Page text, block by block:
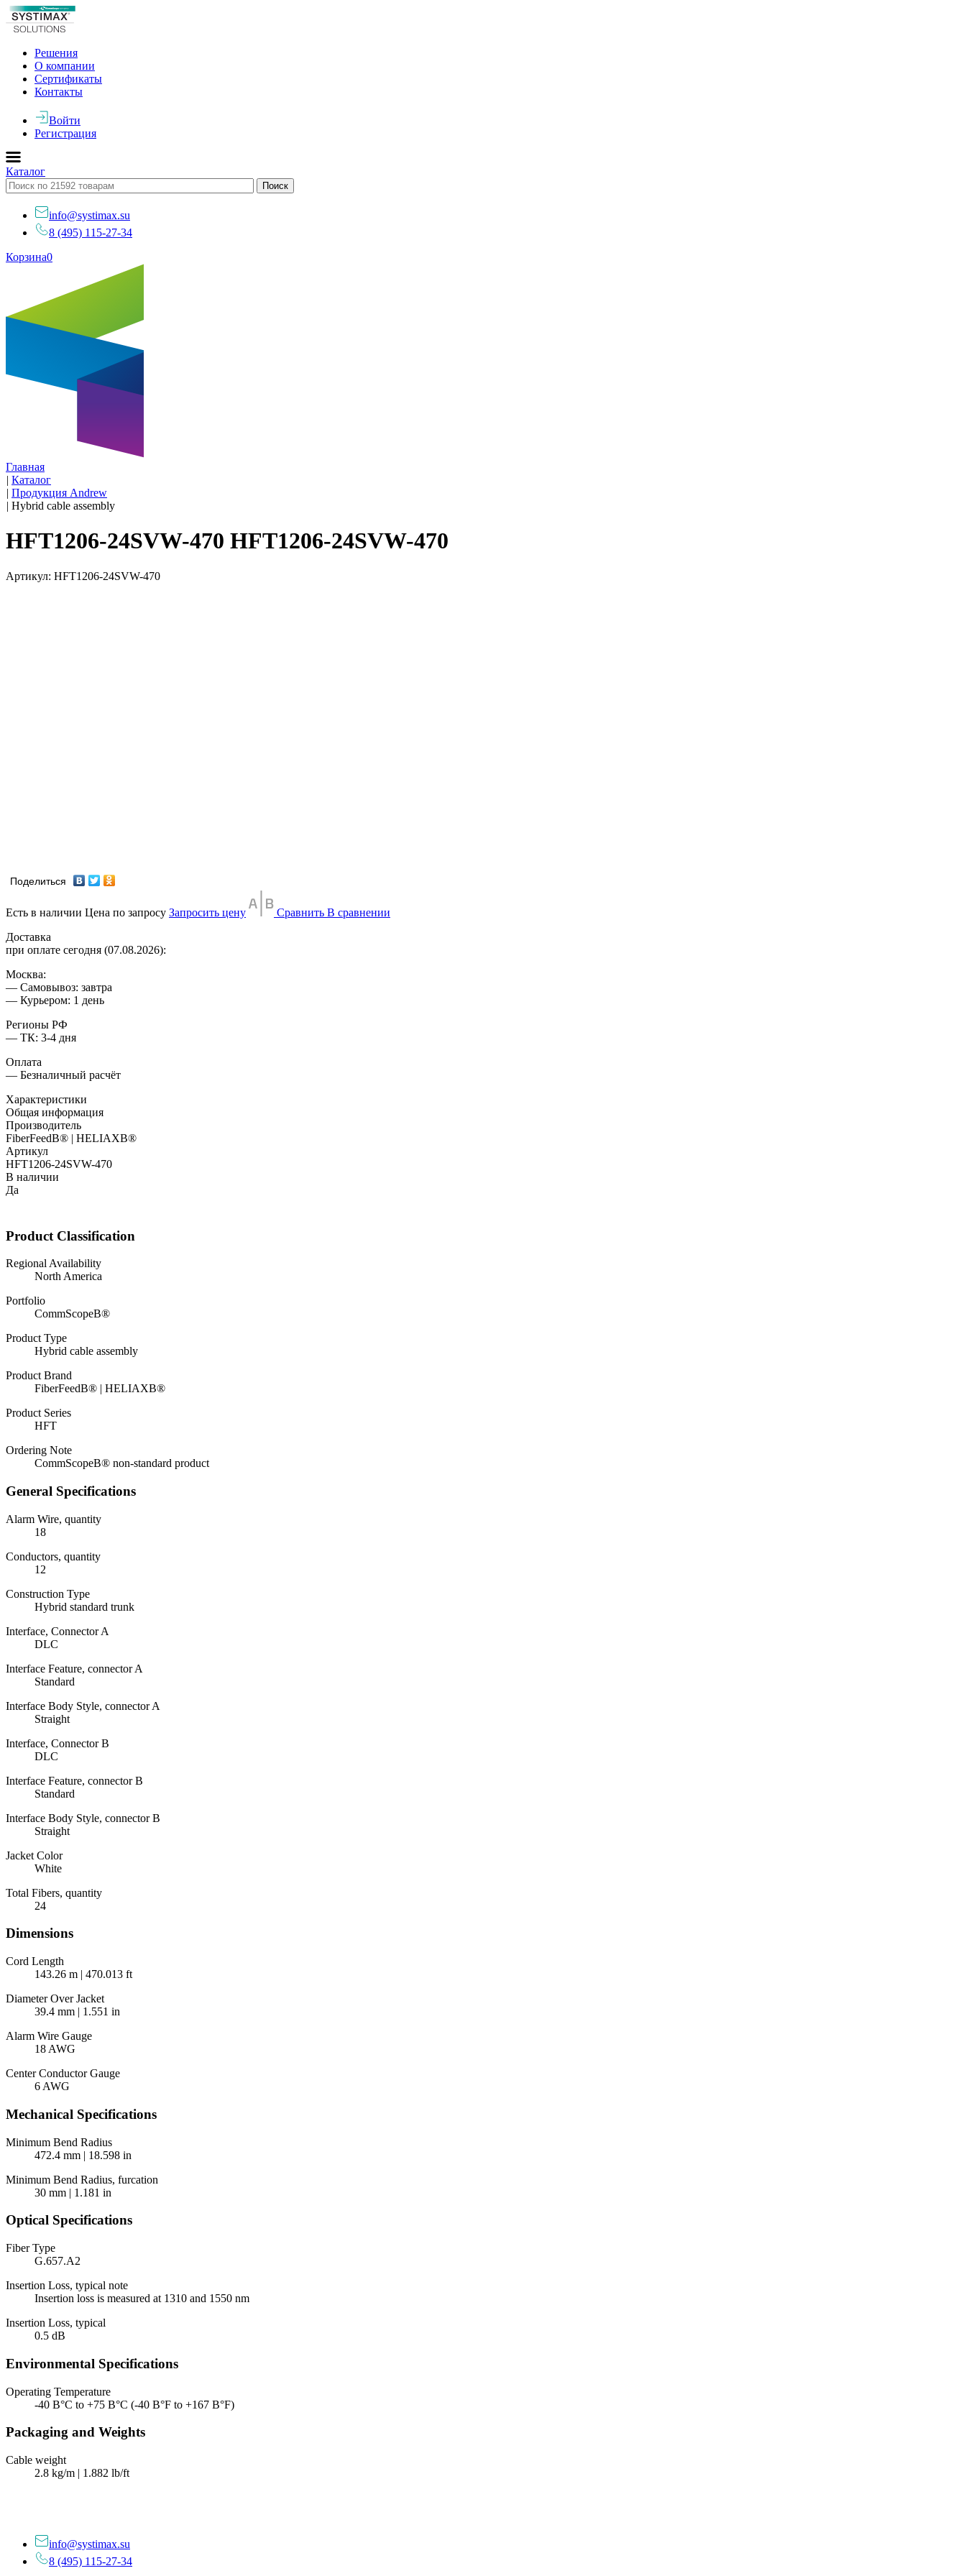
Решения
О компании
Сертификаты
Контакты
Войти
Регистрация
Каталог
info@systimax.su
8 (495) 115-27-34
Корзина0
Главная
| Каталог
| Продукция Andrew
| Hybrid cable assembly
HFT1206-24SVW-470 HFT1206-24SVW-470
Артикул: HFT1206-24SVW-470
Поделиться
Есть в наличии Цена по запросу Запросить цену Сравнить В сравнении
Доставка
при оплате сегодня (07.08.2026):
Москва:
— Самовывоз: завтра
— Курьером: 1 день
Регионы РФ
— ТК: 3-4 дня
Оплата
— Безналичный расчёт
Характеристики
Общая информация
Производитель
FiberFeedВ® | HELIAXВ®
Артикул
HFT1206-24SVW-470
В наличии
Да
Product Classification
Regional Availability
North America
Portfolio
CommScopeВ®
Product Type
Hybrid cable assembly
Product Brand
FiberFeedВ® | HELIAXВ®
Product Series
HFT
Ordering Note
CommScopeВ® non-standard product
General Specifications
Alarm Wire, quantity
18
Conductors, quantity
12
Construction Type
Hybrid standard trunk
Interface, Connector A
DLC
Interface Feature, connector A
Standard
Interface Body Style, connector A
Straight
Interface, Connector B
DLC
Interface Feature, connector B
Standard
Interface Body Style, connector B
Straight
Jacket Color
White
Total Fibers, quantity
24
Dimensions
Cord Length
143.26 m | 470.013 ft
Diameter Over Jacket
39.4 mm | 1.551 in
Alarm Wire Gauge
18 AWG
Center Conductor Gauge
6 AWG
Mechanical Specifications
Minimum Bend Radius
472.4 mm | 18.598 in
Minimum Bend Radius, furcation
30 mm | 1.181 in
Optical Specifications
Fiber Type
G.657.A2
Insertion Loss, typical note
Insertion loss is measured at 1310 and 1550 nm
Insertion Loss, typical
0.5 dB
Environmental Specifications
Operating Temperature
-40 В°C to +75 В°C (-40 В°F to +167 В°F)
Packaging and Weights
Cable weight
2.8 kg/m | 1.882 lb/ft
info@systimax.su
8 (495) 115-27-34